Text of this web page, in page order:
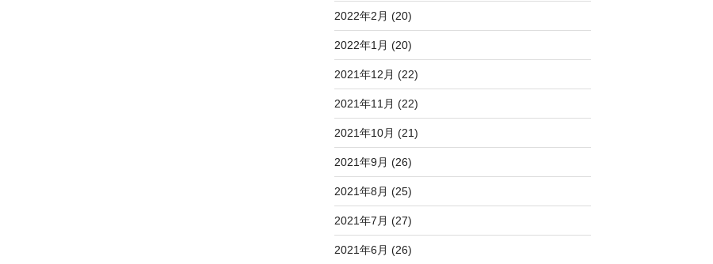
2022年2月 (20)
2022年1月 (20)
2021年12月 (22)
2021年11月 (22)
2021年10月 (21)
2021年9月 (26)
2021年8月 (25)
2021年7月 (27)
2021年6月 (26)